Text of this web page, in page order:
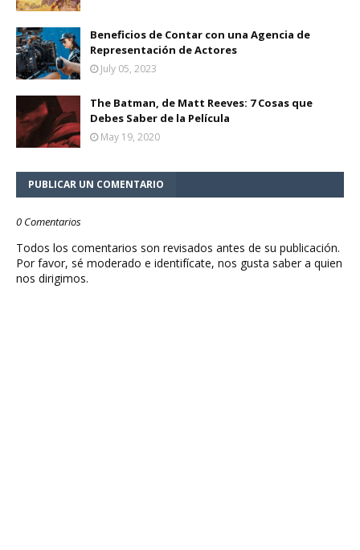
Beneficios de Contar con una Agencia de
Representación de Actores
July 05, 2023
The Batman, de Matt Reeves: 7 Cosas que
Debes Saber de la Película
May 19, 2020
PUBLICAR UN COMENTARIO
0 Comentarios
Todos los comentarios son revisados antes de su publicación.
Por favor, sé moderado e identifícate, nos gusta saber a quien
nos dirigimos.